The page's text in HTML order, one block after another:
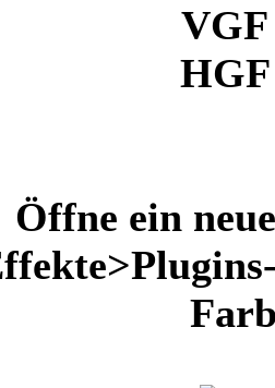
VGF
Öffne ein